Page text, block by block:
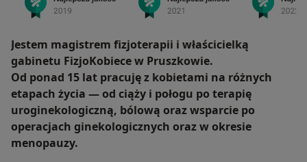
Jestem magistrem fizjoterapii i właścicielką
gabinetu FizjoKobiece w Pruszkowie.
Od ponad 15 lat pracuję z kobietami na różnych
etapach życia — od ciąży i połogu po terapię
uroginekologiczną, bólową oraz wsparcie po
operacjach ginekologicznych oraz w okresie
menopauzy.